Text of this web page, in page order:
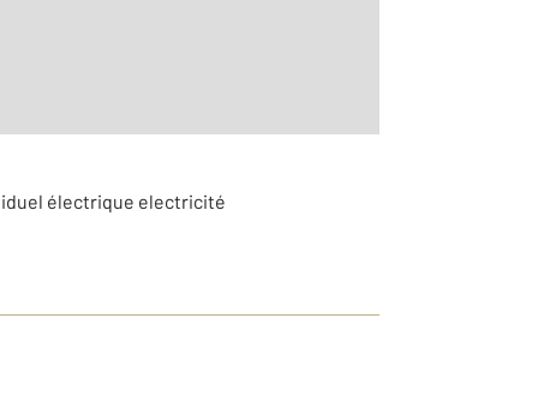
électrique electricité